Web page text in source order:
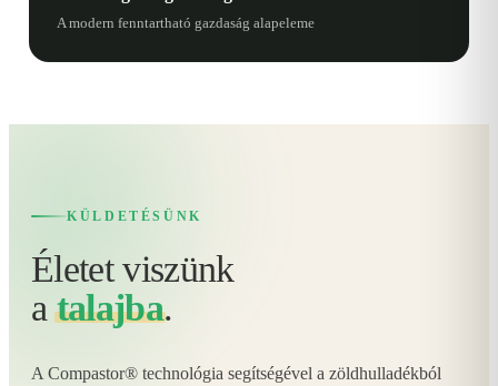
A modern fenntartható gazdaság alapeleme
KÜLDETÉSÜNK
Életet viszünk
atalajba.
A Compastor® technológia segítségével a zöldhulladékból